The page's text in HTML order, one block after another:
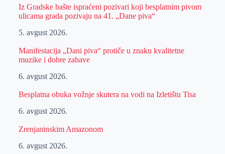
Iz Gradske bašte ispraćeni pozivari koji besplatnim pivom
ulicama grada pozivaju na 41. „Dane piva“
5. avgust 2026.
Manifestacija „Dani piva“ protiče u znaku kvalitetne
muzike i dobre zabave
6. avgust 2026.
Besplatna obuka vožnje skutera na vodi na Izletištu Tisa
6. avgust 2026.
Zrenjaninskim Amazonom
6. avgust 2026.